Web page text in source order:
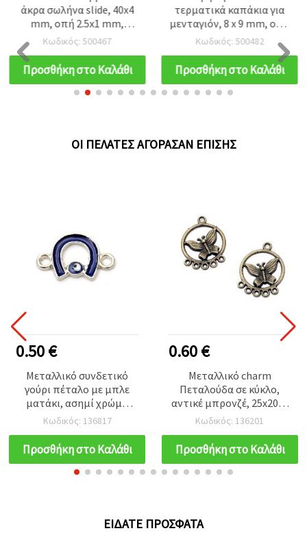
άκρα σωλήνα slide, 40x4
mm, οπή 2.5x1 mm,
ασημί - 20 τεμ.
Κωδικός: 500467
Προσθήκη στο Καλάθι
τερματικά καπάκια για
μενταγιόν, 8 x 9 mm, οπή
2,5 mm, σε χρυσαφί τόνο
– 10 τεμ., ιδανικά για
κατασκευή κοσμημάτων
(DIY)
Κωδικός: 500482
Προσθήκη στο Καλάθι
ΟΙ ΠΕΛΆΤΕΣ ΑΓΌΡΑΣΑΝ ΕΠΊΣΗΣ
0.50 €
Μεταλλικό συνδετικό
γούρι πέταλο με μπλε
ματάκι, ασημί χρώμα
17.5x10.5 mm - 2 τεμ.
Κωδικός: 136817
Προσθήκη στο Καλάθι
0.60 €
Μεταλλικό charm
Πεταλούδα σε κύκλο,
αντικέ μπρονζέ, 25x20x2
mm, οπή 2 mm,
συσκευασία 5 τεμ.
Κωδικός: 136201
Προσθήκη στο Καλάθι
ΕΊΔΑΤΕ ΠΡΌΣΦΑΤΑ